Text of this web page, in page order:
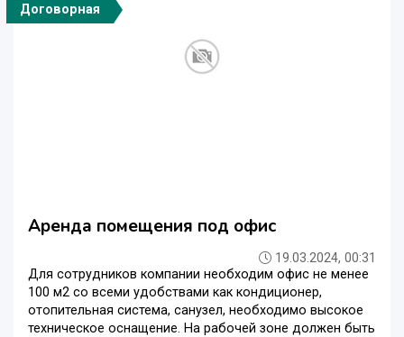
Договорная
Аренда помещения под офис
19.03.2024, 00:31
Для сотрудников компании необходим офис не менее
100 м2 со всеми удобствами как кондиционер,
отопительная система, санузел, необходимо высокое
техническое оснащение. На рабочей зоне должен быть